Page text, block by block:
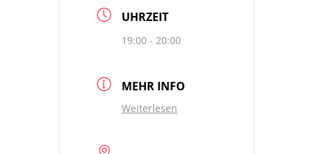
UHRZEIT
19:00 - 20:00
MEHR INFO
Weiterlesen